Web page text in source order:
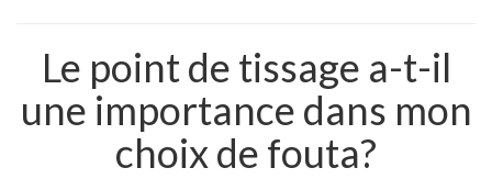
Le point de tissage a-t-il
une importance dans mon
choix de fouta?